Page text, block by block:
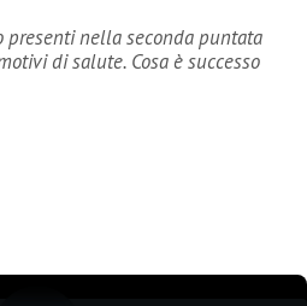
presenti nella seconda puntata
di salute. Cosa è successo